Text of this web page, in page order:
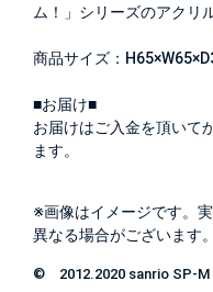
ム！」シリーズのアクリ
商品サイズ：
■お届け■
お届けはご入金を頂いて
ます。
※画像はイメージです。
異なる場合がございます。
© 2012.2020 sanrio SP-M